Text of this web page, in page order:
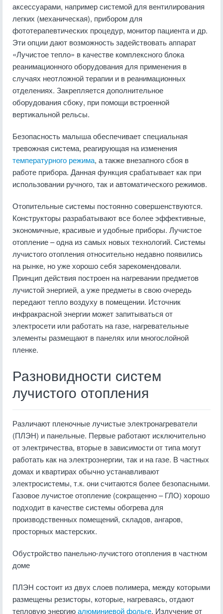
аксессуарами, например системой для вентилирования
легких (механическая), прибором для
фототерапевтических процедур, монитор пациента и др.
Эти опции дают возможность задействовать аппарат
«Лучистое тепло» в качестве комплексного блока
реанимационного оборудования для применения в
случаях неотложной терапии и в реанимационных
отделениях. Закрепляется дополнительное
оборудования сбоку, при помощи встроенной
вертикальной рельсы.
Безопасность малыша обеспечивает специальная
тревожная система, реагирующая на изменения
температурного режима, а также внезапного сбоя в
работе прибора. Данная функция срабатывает как при
использовании ручного, так и автоматического режимов.
Отопительные системы постоянно совершенствуются.
Конструкторы разрабатывают все более эффективные,
экономичные, красивые и удобные приборы. Лучистое
отопление – одна из самых новых технологий. Системы
лучистого отопления относительно недавно появились
на рынке, но уже хорошо себя зарекомендовали.
Принцип действия построен на нагревании предметов
лучистой энергией, а уже предметы в свою очередь
передают тепло воздуху в помещении. Источник
инфракрасной энергии может запитываться от
электросети или работать на газе, нагревательные
элементы размещают в панелях или многослойной
пленке.
Разновидности систем
лучистого отопления
Различают пленочные лучистые электронагреватели
(ПЛЭН) и панельные. Первые работают исключительно
от электричества, вторые в зависимости от типа могут
работать как на электроэнергии, так и на газе. В частных
домах и квартирах обычно устанавливают
электросистемы, т.к. они считаются более безопасными.
Газовое лучистое отопление (сокращенно – ГЛО) хорошо
подходит в качестве системы обогрева для
производственных помещений, складов, ангаров,
просторных мастерских.
Обустройство панельно-лучистого отопления в частном
доме
ПЛЭН состоит из двух слоев полимера, между которыми
размещены резисторы, которые, нагреваясь, отдают
тепловую энергиюалюминиевой фольге. Излучение от